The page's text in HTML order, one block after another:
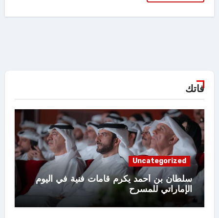
فاتك
Uncategorized
سلطان بن أحمد يكرم قامات فنية في اليوم
الإماراتي للمسرح